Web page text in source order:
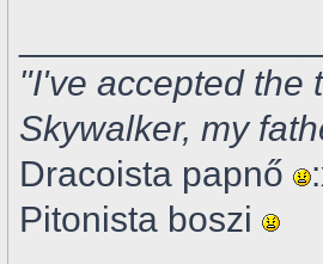
"I've accepted the
Skywalker, my
Dracoista papnő
Pitonista boszi